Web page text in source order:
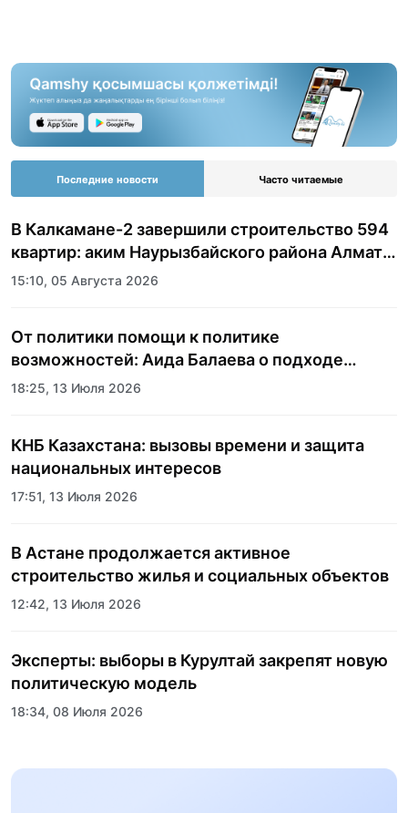
Последние новости Часто читаемые
В Калкамане-2 завершили строительство 594
квартир: аким Наурызбайского района Алматы
показала журналистам новый жилой
15:10, 05 Августа 2026
От политики помощи к политике
возможностей: Аида Балаева о подходе
государства к социальной сфере
18:25, 13 Июля 2026
КНБ Казахстана: вызовы времени и защита
национальных интересов
17:51, 13 Июля 2026
В Астане продолжается активное
строительство жилья и социальных объектов
12:42, 13 Июля 2026
Эксперты: выборы в Курултай закрепят новую
политическую модель
18:34, 08 Июля 2026
Пять лет трансформации стали новой точкой